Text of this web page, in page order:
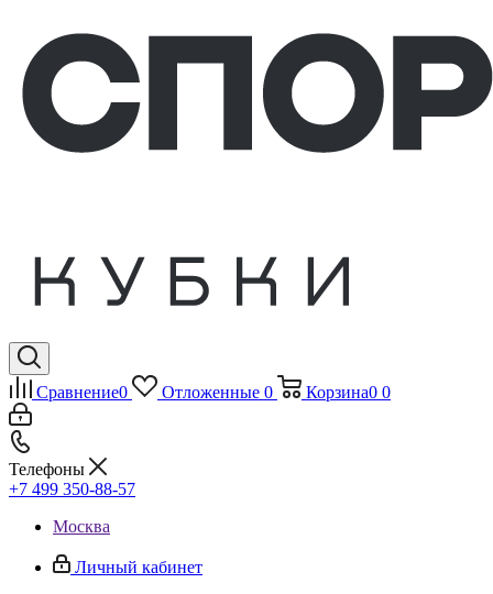
Сравнение0 Отложенные 0 Корзина0 0
Телефоны
+7 499 350-88-57
Москва
Личный кабинет